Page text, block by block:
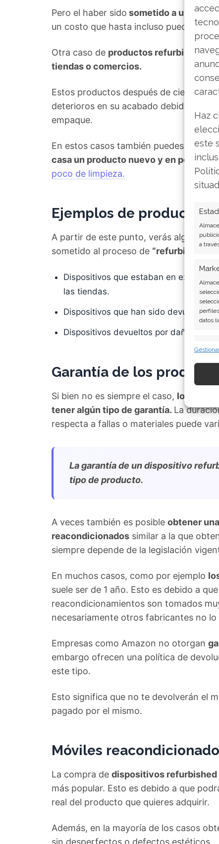
Haz
este
a
datos
Pero el haber sido sometido a un
un costo que hasta incluso puede
Otra caso de productos refurbished
tiendas o comercios.
Estos productos después de cierto
deterioros en su acabado debido a que
empaque.
En estos casos también puedes
casa un producto nuevo y en
poco de limpieza.
Ejemplos de productos
A partir de este punto, verás algunos
sometido al proceso de “refurbished”.
Dispositivos que estaban en
las tiendas.
Dispositivos que han sido devueltos
Dispositivos devueltos por daños en
Garantía de los
Si bien no es siempre el caso, los
tener algún tipo de garantía. La
respecta a fallas o materiales puede
La garantía de un dispositivo
tipo de producto.
A veces también es posible obtener
reacondicionados similar a la que
siempre depende de la legislación
En muchos casos, como por ejemplo
suele ser de 1 año. Esto es debido a
reacondicionamientos son tomados
necesariamente otros fabricantes no lo
Empresas como Amazon no otorgan
embargo ofrecen una política de
este tipo.
Esto significa que no te devolverán el
pagado por el mismo.
Móviles
La compra de dispositivos
más popular. Esto es debido a que
real del producto que quieres adquirir.
Además, en la mayoría de los casos
sin desperfectos o defectos estéticos.